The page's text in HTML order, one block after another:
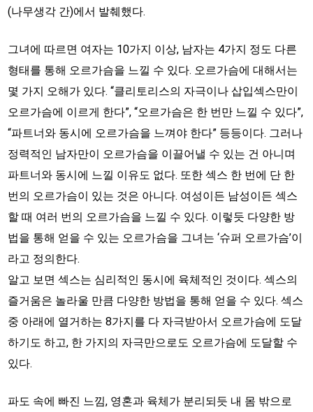
(나무생각 간)에서 발췌했다.
그녀에 따르면 여자는 10가지 이상, 남자는 4가지 정도 다른
형태를 통해 오르가슴을 느낄 수 있다. 오르가슴에 대해서는
몇 가지 오해가 있다. “클리토리스의 자극이나 삽입섹스만이
오르가슴에 이르게 한다”, “오르가슴은 한 번만 느낄 수 있다”,
“파트너와 동시에 오르가슴을 느껴야 한다” 등등이다. 그러나
정력적인 남자만이 오르가슴을 이끌어낼 수 있는 건 아니며
파트너와 동시에 느낄 이유도 없다. 또한 섹스 한 번에 단 한
번의 오르가슴이 있는 것은 아니다. 여성이든 남성이든 섹스
할 때 여러 번의 오르가슴을 느낄 수 있다. 이렇듯 다양한 방
법을 통해 얻을 수 있는 오르가슴을 그녀는 ‘슈퍼 오르가슴’이
라고 정의한다.
알고 보면 섹스는 심리적인 동시에 육체적인 것이다. 섹스의
즐거움은 놀라울 만큼 다양한 방법을 통해 얻을 수 있다. 섹스
중 아래에 열거하는 8가지를 다 자극받아서 오르가슴에 도달
하기도 하고, 한 가지의 자극만으로도 오르가슴에 도달할 수
있다.
파도 속에 빠진 느낌, 영혼과 육체가 분리되듯 내 몸 밖으로